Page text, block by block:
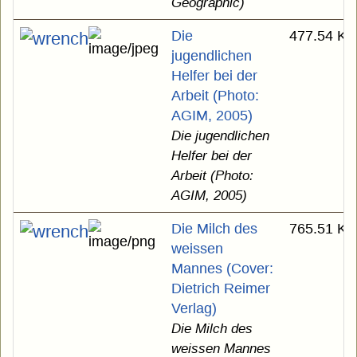
Die
jugendlichen
Helfer bei der
Arbeit (Photo:
AGIM, 2005)
Die jugendlichen
Helfer bei der
Arbeit (Photo:
AGIM, 2005)
477.54 KB
Die Milch des
weissen
Mannes (Cover:
Dietrich Reimer
Verlag)
Die Milch des
weissen Mannes
765.51 KB